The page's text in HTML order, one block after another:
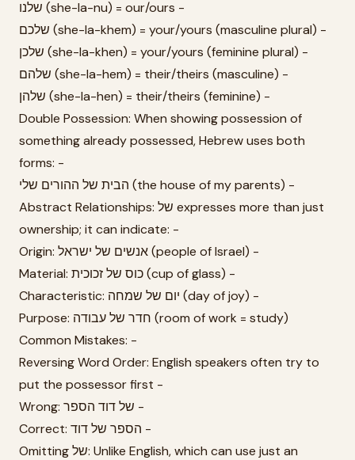
שלנו (she-la-nu) = our/ours -
שלכם (she-la-khem) = your/yours (masculine plural) -
שלכן (she-la-khen) = your/yours (feminine plural) -
שלהם (she-la-hem) = their/theirs (masculine) -
שלהן (she-la-hen) = their/theirs (feminine) -
Double Possession: When showing possession of
something already possessed, Hebrew uses both
forms: -
הבית של ההורים שלי (the house of my parents) -
Abstract Relationships: של expresses more than just
ownership; it can indicate: -
Origin: אנשים של ישראל (people of Israel) -
Material: כוס של זכוכית (cup of glass) -
Characteristic: יום של שמחה (day of joy) -
Purpose: חדר של עבודה (room of work = study)
Common Mistakes: -
Reversing Word Order: English speakers often try to
put the possessor first -
Wrong: של דוד הספר -
Correct: הספר של דוד -
Omitting של: Unlike English, which can use just an